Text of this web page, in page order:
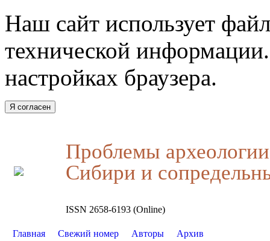
Наш сайт использует
технической
настройках браузера.
Я согласен
Проблемы
Сибири и
ISSN 2658-6193 (Online)
Главная Свежий номер Авторы Архив